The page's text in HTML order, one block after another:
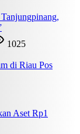
1025
di Riau Pos
Aset Rp1